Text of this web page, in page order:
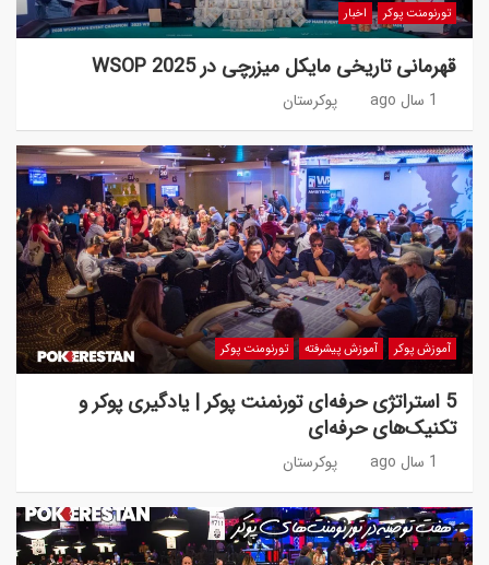
تورنومنت پوکر اخبار
قهرمانی تاریخی مایکل میزرچی در WSOP 2025
1 سال ago پوکرستان
آموزش پوکر آموزش پیشرفته تورنومنت پوکر
5 استراتژی حرفه‌ای تورنمنت پوکر | یادگیری پوکر و
تکنیک‌های حرفه‌ای
1 سال ago پوکرستان